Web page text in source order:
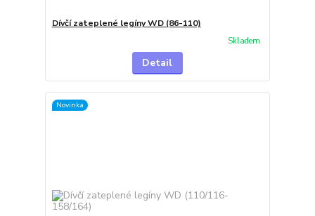
Dívčí zateplené legíny WD (86-110)
Skladem
Detail
Novinka